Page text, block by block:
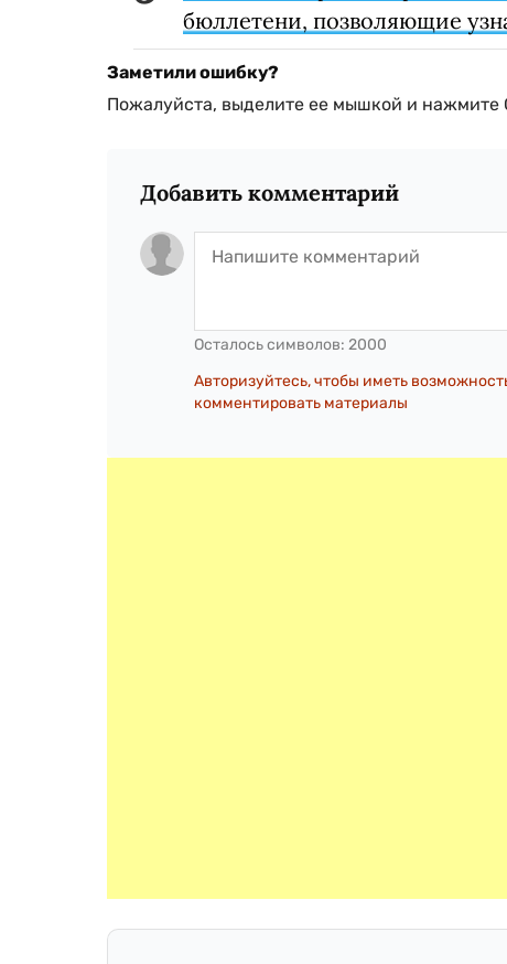
бюллетени, позволяющие
Заметили ошибку?
Пожалуйста, выделите ее мышкой и нажмите
Добавить комментарий
Осталось символов: 2000
Авторизуйтесь, чтобы иметь
комментировать материалы